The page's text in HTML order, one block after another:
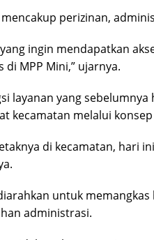
perizinan,
ingin mendapatkan
MPP Mini,” ujarnya.
layanan yang
kecamatan melalui
di kecamatan, hari
untuk
administrasi.